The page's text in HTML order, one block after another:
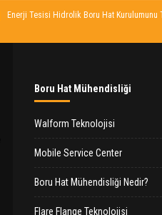
Enerji Tesisi Hidrolik Boru Hat Kurulumunu
Boru Hat Mühendisliği
Walform Teknolojisi
Mobile Service Center
Boru Hat Mühendisliği Nedir?
Flare Flange Teknolojisi